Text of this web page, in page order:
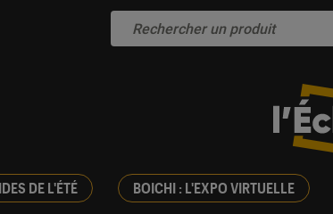
DE L'ÉTÉ BOICHI : L'EXPO VIRTUELLE